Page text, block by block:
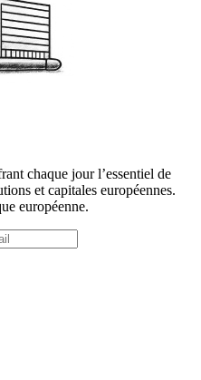
chaque jour l’essentiel de
et capitales européennes.
européenne.